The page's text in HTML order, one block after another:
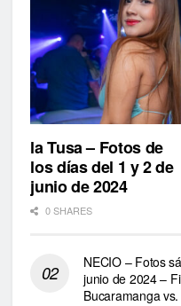
la Tusa – Fotos de
los días del 1 y 2 de
junio de 2024
0 SHARES
NECIO – Fotos
junio de 2024 –
Bucaramanga